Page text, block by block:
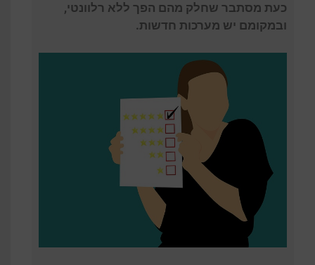
כעת מסתבר שחלק מהם הפך ללא רלוונטי,
ובמקומם יש מערכות חדשות.